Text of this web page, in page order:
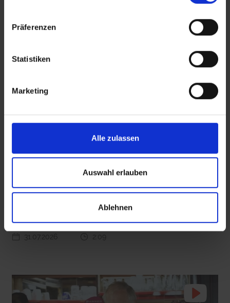
Präferenzen
Statistiken
Marketing
Alle zulassen
Auswahl erlauben
Ablehnen
In Sicherheit in Deutschland, in Gedanken im Krieg
Diese Beiträge könnten Sie auch
20 Ehrenamtliche bauen eine Waldkugelbahn
Gemeindemitarbeiterin Sina Laatsch aus der evangelischen
Kirchengemeinde in Hahnstätten hat gemeinsam mit 20
Ehrenamtlichen eine Waldkugelbahn gebaut.
31.07.2026